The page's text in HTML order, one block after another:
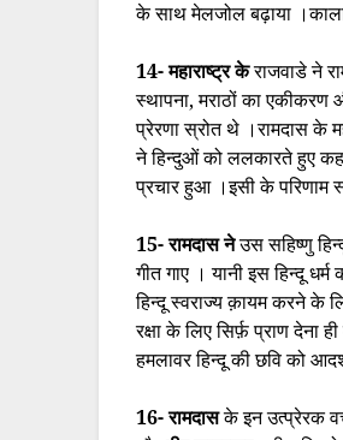
के साथ मेलजोल बढ़ाया
14- महाराष्ट्र केराजवाडे ने
स्थापना, मराठों का एकीकरण
प्रेरणा स्रोत थे ।रामदास के
ने हिन्दुओं को ललकारते हुए
प्रचार हुआ ।इसी के परिणाम
15- रामदास नेउस सहिष्णु
गीत गाए । यानी इस हिन्दू
हिन्दू स्वराज्य क़ायम करने के
रक्षा के लिए सिर्फ़ प्राण
हमलावर हिन्दू की छवि को
16- रामदासके इन उत्प्रेरक